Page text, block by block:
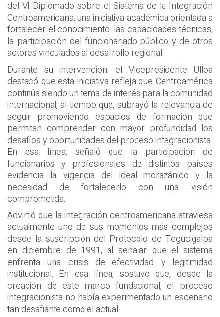
del VI Diplomado sobre el Sistema de la Integración
Centroamericana, una iniciativa académica orientada a
fortalecer el conocimiento, las capacidades técnicas,
la participación del funcionariado público y de otros
actores vinculados al desarrollo regional.
Durante su intervención, el Vicepresidente Ulloa
destacó que esta iniciativa refleja que Centroamérica
continúa siendo un tema de interés para la comunidad
internacional, al tiempo que, subrayó la relevancia de
seguir promoviendo espacios de formación que
permitan comprender con mayor profundidad los
desafíos y oportunidades del proceso integracionista.
En esa línea, señaló que la participación de
funcionarios y profesionales de distintos países
evidencia la vigencia del ideal morazánico y la
necesidad de fortalecerlo con una visión
comprometida.
Advirtió que la integración centroamericana atraviesa
actualmente uno de sus momentos más complejos
desde la suscripción del Protocolo de Tegucigalpa
en diciembre de 1991, al señalar que el sistema
enfrenta una crisis de efectividad y legitimidad
institucional. En esa línea, sostuvo que, desde la
creación de este marco fundacional, el proceso
integracionista no había experimentado un escenario
tan desafiante como el actual.